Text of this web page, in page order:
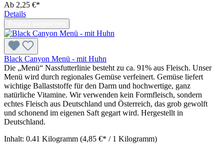
Ab 2,25 €*
Details
Black Canyon Menü - mit Huhn
Die „Menü“ Nassfutterlinie besteht zu ca. 91% aus Fleisch. Unser
Menü wird durch regionales Gemüse verfeinert. Gemüse liefert
wichtige Ballaststoffe für den Darm und hochwertige, ganz
natürliche Vitamine. Wir verwenden kein Formfleisch, sondern
echtes Fleisch aus Deutschland und Österreich, das grob gewolft
und schonend im eigenen Saft gegart wird. Hergestellt in
Deutschland.
Inhalt: 0.41 Kilogramm (4,85 €* / 1 Kilogramm)